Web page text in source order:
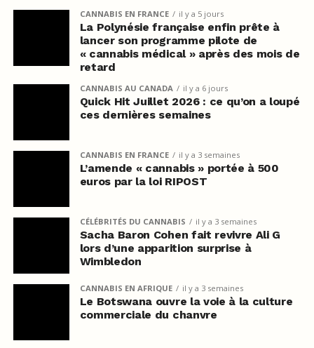
CANNABIS EN FRANCE il y a 5 jours
La Polynésie française enfin prête à
lancer son programme pilote de
« cannabis médical » après des mois de
retard
CANNABIS AU CANADA il y a 6 jours
Quick Hit Juillet 2026 : ce qu’on a loupé
ces dernières semaines
CANNABIS EN FRANCE il y a 3 semaines
L’amende « cannabis » portée à 500
euros par la loi RIPOST
CÉLÉBRITÉS DU CANNABIS il y a 3 semaines
Sacha Baron Cohen fait revivre Ali G
lors d’une apparition surprise à
Wimbledon
CANNABIS EN AFRIQUE il y a 3 semaines
Le Botswana ouvre la voie à la culture
commerciale du chanvre